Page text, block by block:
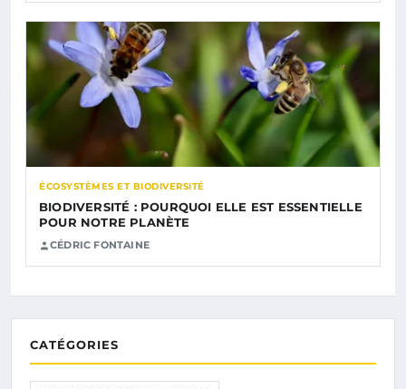
ÉCOSYSTÈMES ET BIODIVERSITÉ
BIODIVERSITÉ : POURQUOI ELLE EST ESSENTIELLE
POUR NOTRE PLANÈTE
CÉDRIC FONTAINE
CATÉGORIES